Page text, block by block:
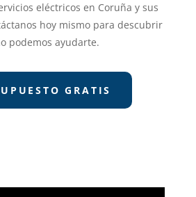
eléctricos en Coruña y sus
hoy mismo para descubrir
podemos ayudarte.
GRATIS